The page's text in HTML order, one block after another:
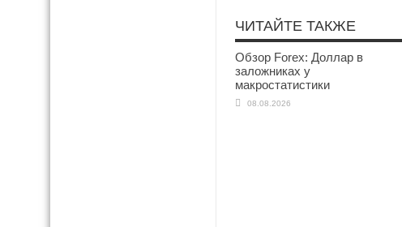
ЧИТАЙТЕ ТАКЖЕ
Обзор Forex: Доллар в
заложниках у
макростатистики
08.08.2026